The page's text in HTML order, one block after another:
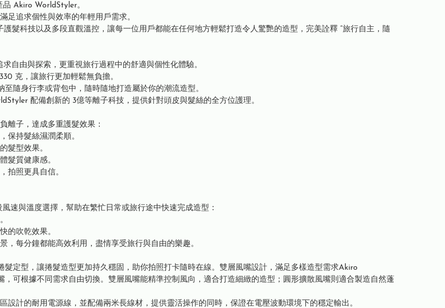
Akiro WorldStyler。
⾜追求個性與效率的年輕⽤戶需求。
髮科技以及多段直觀溫控，讓每⼀位⽤戶都能在任何地⽅輕鬆打造令⼈驚艷的造型，完美詮釋 “旅⾏⾃主，隨
⾃由與探索，更重視旅⾏過程中的舒適與個性化體驗。
克，讓旅⾏更加輕鬆無負擔。
隨⾝⾏李或背包中，隨時隨地打造屬於你的潮流造型。
配備創新的 3億等離⼦科技，提供針對頭⽪與髮絲的全⽅位護理。
離⼦，達成多重護髮效果：
保持髮絲濕潤柔順。
髮型效果。
髮質健康感。
拍照更具⾃信。
速與溫度選擇，幫助在繁忙⽇常或旅⾏途中快速完成造型：
的吹乾效果。
，每分鐘都能⾼效利⽤，盡情享受旅⾏與⾃由的樂趣。
定型，讓捲髮造型更加持久穩固，助你拍照打卡隨時在線。雙層⾵嘴設計，滿⾜多樣造型需求Akiro
可根據不同需求⾃由切換。雙層⾵嘴能精準控制⾵向，適合打造細緻的造型；圓形擴散⾵嘴則適合製造⾃然蓬
設計的耐⽤電源線，並配備兩⽶⻑線材，提供靈活操作的同時，保證在電壓波動環境下的穩定輸出。